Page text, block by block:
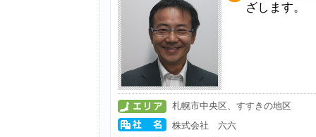
ざします。
札幌市中央区、すすきの地区
株式会社 六六